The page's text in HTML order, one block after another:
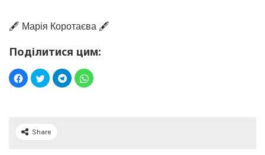
🖋️ Марія Коротаєва 🖋️
Поділитися цим:
Share